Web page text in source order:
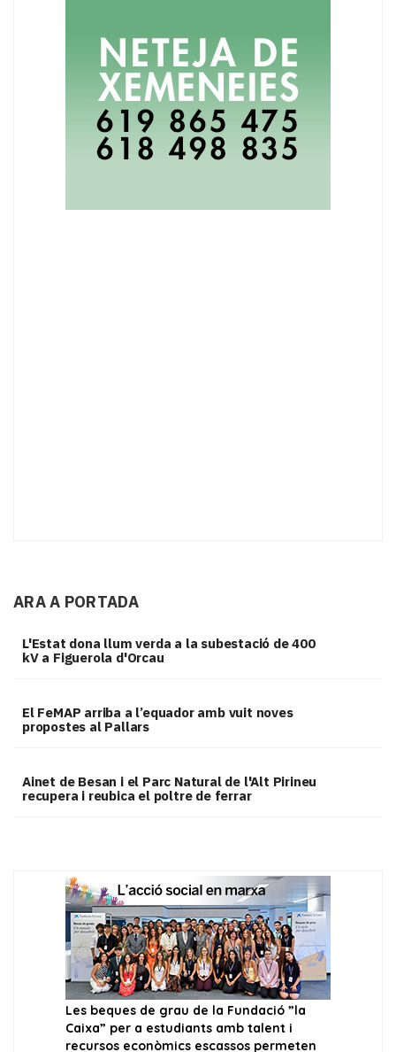
ARA A PORTADA
L'Estat dona llum verda a la subestació de 400
kV a Figuerola d'Orcau
El FeMAP arriba a l’equador amb vuit noves
propostes al Pallars
Ainet de Besan i el Parc Natural de l'Alt Pirineu
recupera i reubica el poltre de ferrar